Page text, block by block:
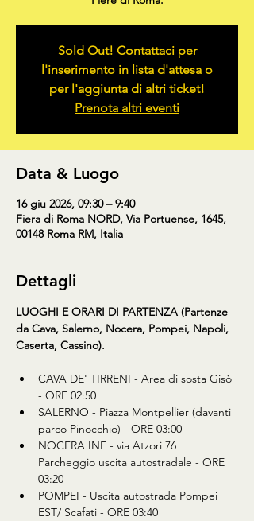
Sold Out! Contattaci per
l'inserimento in lista d'attesa o
per l'aggiunta di altri ticket!
Prenota altri eventi
Data & Luogo
16 giu 2026, 09:30 – 9:40
Fiera di Roma NORD, Via Portuense, 1645,
00148 Roma RM, Italia
Dettagli
LUOGHI E ORARI DI PARTENZA (Partenze
da Cava, Salerno, Nocera, Pompei, Napoli,
Caserta, Cassino).
CAVA DE' TIRRENI - Area di sosta Gisò
- ORE 02:50
SALERNO - Piazza Montpellier (davanti
parco Pinocchio) - ORE 03:00
NOCERA INF - via Atzori 76
Parcheggio uscita autostradale - ORE
03:20
POMPEI - Uscita autostrada Pompei
EST/ Scafati - ORE 03:40